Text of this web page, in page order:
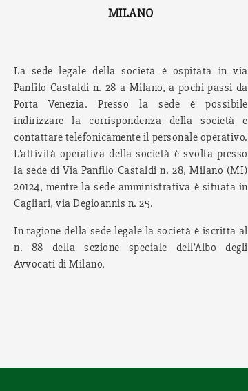
MILANO
La sede legale della società è ospitata in via
Panfilo Castaldi n. 28 a Milano, a pochi passi da
Porta Venezia. Presso la sede è possibile
indirizzare la corrispondenza della società e
contattare telefonicamente il personale operativo.
L’attività operativa della società è svolta presso
la sede di Via Panfilo Castaldi n. 28, Milano (MI)
20124, mentre la sede amministrativa è situata in
Cagliari, via Degioannis n. 25.
In ragione della sede legale la società è iscritta al
n. 88 della sezione speciale dell’Albo degli
Avvocati di Milano.